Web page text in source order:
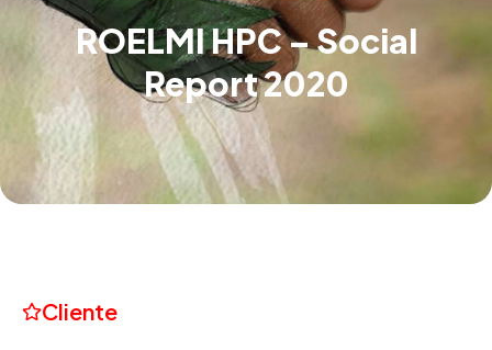
ROELMI HPC – Social
Report 2020
Cliente